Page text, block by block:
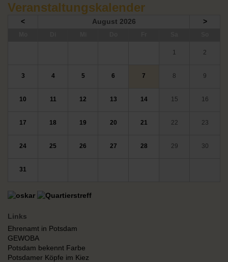
Veranstaltungskalender
< August 2026 >
1 2
3 4 5 6 7 8 9
10 11 12 13 14 15 16
17 18 19 20 21 22 23
24 25 26 27 28 29 30
31
Links
Ehrenamt in Potsdam
GEWOBA
Potsdam bekennt Farbe
Potsdamer Köpfe im Kiez